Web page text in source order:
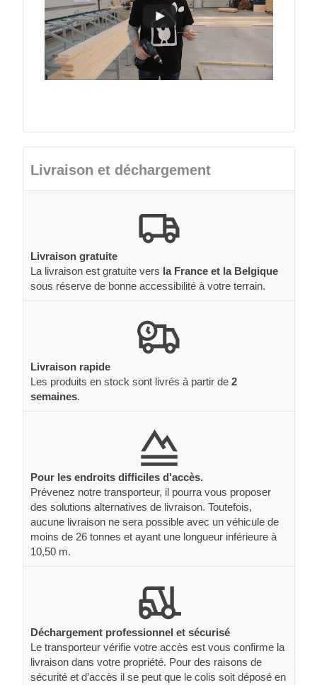
Livraison et déchargement
Livraison gratuite
La livraison est gratuite vers la France et la Belgique
sous réserve de bonne accessibilité à votre terrain.
Livraison rapide
Les produits en stock sont livrés à partir de 2
semaines.
Pour les endroits difficiles d'accès.
Prévenez notre transporteur, il pourra vous proposer
des solutions alternatives de livraison. Toutefois,
aucune livraison ne sera possible avec un véhicule de
moins de 26 tonnes et ayant une longueur inférieure à
10,50 m.
Déchargement professionnel et sécurisé
Le transporteur vérifie votre accès est vous confirme la
livraison dans votre propriété. Pour des raisons de
sécurité et d’accès il se peut que le colis soit déposé en